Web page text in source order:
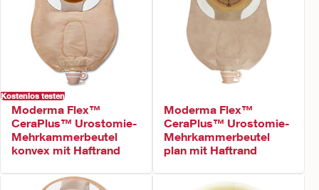
Kostenlos testen
Moderma Flex™
CeraPlus™ Urostomie-
Mehrkammerbeutel
konvex mit Haftrand
Moderma Flex™
CeraPlus™ Urostomie-
Mehrkammerbeutel
plan mit Haftrand